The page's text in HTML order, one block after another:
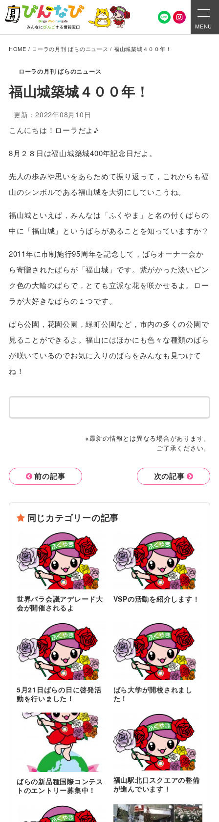
MENU
HOME / ローラの月刊 ばらのニュース / 福山城築城４００年！
ローラの月刊 ばらのニュース
福山城築城４００年！
更新：2022年08月10日
こんにちは！ローラだよ♪
8月２８日は福山城築城400年記念日だよ。
先人の歩みや思いをあらためて振り返って，これからも福
山のシンボルである福山城を大切にしていこうね。
福山城といえば，みんなは「ふくやま」と名の付くばらの
中に「福山城」というばらがあることを知っていますか？
2011年に市制施行95周年を記念して，ばらオーナー会か
ら寄贈されたばらが「福山城」です。紫がかった淡いピン
ク色の大輪のばらで，とても立派な花を咲かせるよ。ロー
ラが大好きなばらの１つです。
ばら公園，花園公園，緑町公園など，市内の多くの公園で
見ることができるよ。福山にはほかにも色々な種類のばら
が咲いているのでお気に入りのばらをみんなも見つけて
ね！
※最新の情報とは異なる場合があります。
ご了承ください。
前の記事 次の記事
同じカテゴリーの記事
世界バラ会議アデレード大
会が開催されるよ
VSPの活動を紹介します！
5月21日ばらの日に啓発活
動を行いました！
ばら大学が開校されまし
た！
ばらの新品種国際コンテス
トのエントリー募集中！
福山駅北口スクエアの整備
が進んでいます！